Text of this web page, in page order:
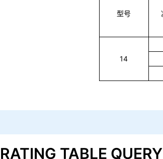
型号
14
RATING TABLE QUERY